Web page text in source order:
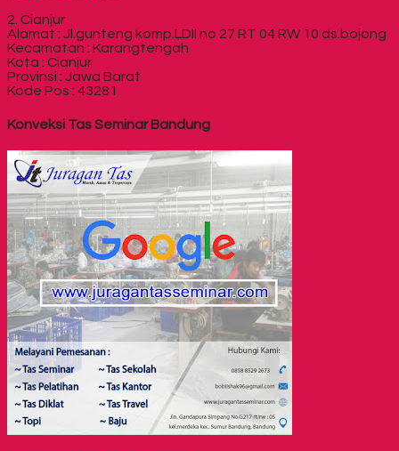
2. Cianjur
Alamat : Jl.gunteng komp.LDII no 27 RT 04 RW 10 ds.bojong
Kecamatan : Karangtengah
Kota : Cianjur
Provinsi : Jawa Barat
Kode Pos : 43281
Konveksi Tas Seminar Bandung